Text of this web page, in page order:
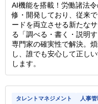
AI機能を搭載！労働諸法
修・開発しており、従来
ードを両立させる新たな
る「調べる・書く・説明
専門家の確実性で解決。
し、誰でも安心して正し
します。
タレントマネジメント 人事